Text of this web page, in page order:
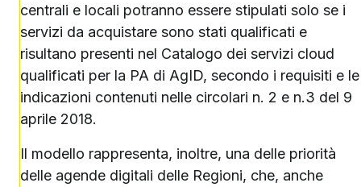
centrali e locali potranno essere stipulati solo se i
servizi da acquistare sono stati qualificati e
risultano presenti nel Catalogo dei servizi cloud
qualificati per la PA di AgID, secondo i requisiti e le
indicazioni contenuti nelle circolari n. 2 e n.3 del 9
aprile 2018.
Il modello rappresenta, inoltre, una delle priorità
delle agende digitali delle Regioni, che, anche